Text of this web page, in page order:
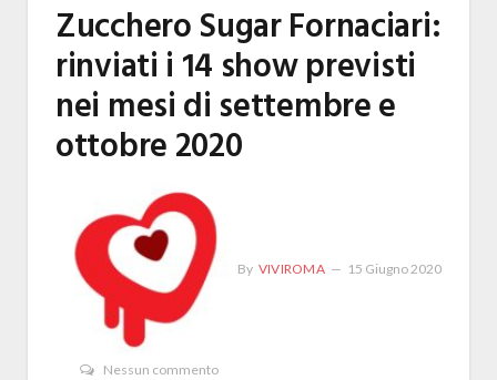
Zucchero Sugar Fornaciari:
rinviati i 14 show previsti
nei mesi di settembre e
ottobre 2020
By VIVIROMA 15 Giugno 2020
Nessun commento